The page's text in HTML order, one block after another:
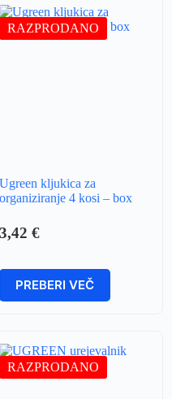
RAZPRODANO
Ugreen kljukica za
organiziranje 4 kosi – box
3,42 €
PREBERI VEČ
RAZPRODANO